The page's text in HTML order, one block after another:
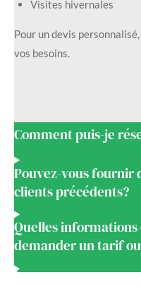
Visites hivernales
Pour un devis
vos besoins.
Comment puis-je
Pouvez-vous fournir
clients précédents?
Quelles
demander un tarif